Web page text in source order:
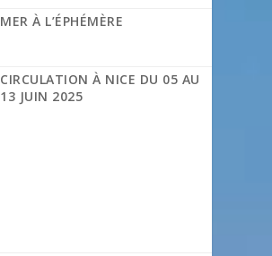
MER À L’ÉPHÉMÈRE
CIRCULATION À NICE DU 05 AU
13 JUIN 2025